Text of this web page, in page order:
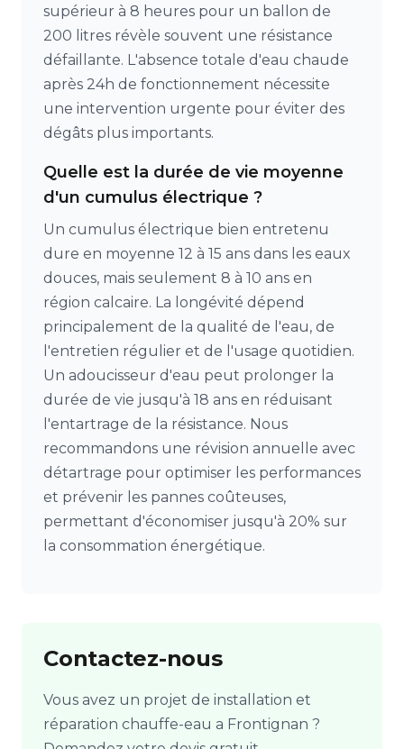
supérieur à 8 heures pour un ballon de
200 litres révèle souvent une résistance
défaillante. L'absence totale d'eau chaude
après 24h de fonctionnement nécessite
une intervention urgente pour éviter des
dégâts plus importants.
Quelle est la durée de vie moyenne
d'un cumulus électrique ?
Un cumulus électrique bien entretenu
dure en moyenne 12 à 15 ans dans les eaux
douces, mais seulement 8 à 10 ans en
région calcaire. La longévité dépend
principalement de la qualité de l'eau, de
l'entretien régulier et de l'usage quotidien.
Un adoucisseur d'eau peut prolonger la
durée de vie jusqu'à 18 ans en réduisant
l'entartrage de la résistance. Nous
recommandons une révision annuelle avec
détartrage pour optimiser les performances
et prévenir les pannes coûteuses,
permettant d'économiser jusqu'à 20% sur
la consommation énergétique.
Contactez-nous
Vous avez un projet de installation et
réparation chauffe-eau a Frontignan ?